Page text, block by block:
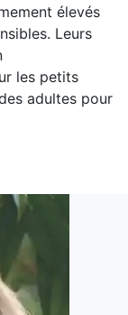
élevés
Leurs
les petits
adultes pour